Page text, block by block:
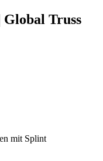
Global Truss
mit Splint